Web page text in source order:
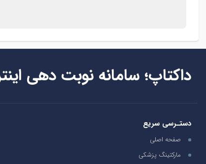
داکتاپ؛ سامانه نوبت دهی
دستـرسی سریع
صفحه اصلی
مارکتینگ پزشکی